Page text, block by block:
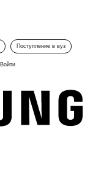
Поступление в вуз
Войти